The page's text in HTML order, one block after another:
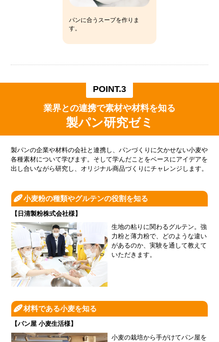
パンに合うスープを作りま
す。
POINT.3
業界との連携で素材や材料を知る
製パン研究ゼミ
製パンの企業や材料の会社と連携し、パンづくりに⽋かせない⼩⻨や
各種素材について学びます。そして学んだことをベースにアイデアを
出し合いながら研究し、オリジナル商品づくりにチャレンジします。
小麦粉の種類やグルテンの役割を知る
【日清製粉株式会社様】
生地の粘りに関わるグルテン。強
力粉と薄力粉で、どのような違い
があるのか、実験を通して教えて
いただきます。
材料である小麦を知る
【パン屋 小麦生活様】
小麦の栽培から手がけてパン屋を